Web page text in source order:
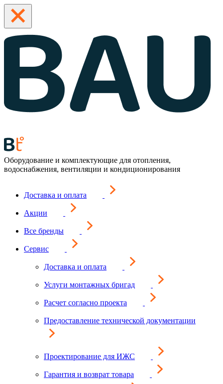
Оборудование и комплектующие для отопления,
водоснабжения, вентиляции и кондиционирования
Доставка и оплата
Акции
Все бренды
Сервис
Доставка и оплата
Услуги монтажных бригад
Расчет согласно проекта
Предоставление технической документации
Проектирование для ИЖС
Гарантия и возврат товара